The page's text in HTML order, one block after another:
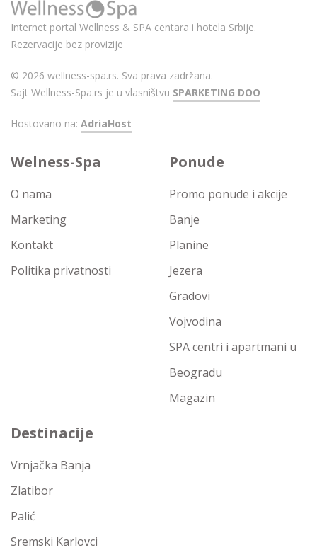
Internet portal Wellness & SPA centara i hotela Srbije.
Rezervacije bez provizije
© 2026 wellness-spa.rs. Sva prava zadržana.
Sajt Wellness-Spa.rs je u vlasništvu SPARKETING DOO
Hostovano na: AdriaHost
Welness-Spa
O nama
Marketing
Kontakt
Politika privatnosti
Ponude
Promo ponude i akcije
Banje
Planine
Jezera
Gradovi
Vojvodina
SPA centri i apartmani u
Beogradu
Magazin
Destinacije
Vrnjačka Banja
Zlatibor
Palić
Sremski Karlovci